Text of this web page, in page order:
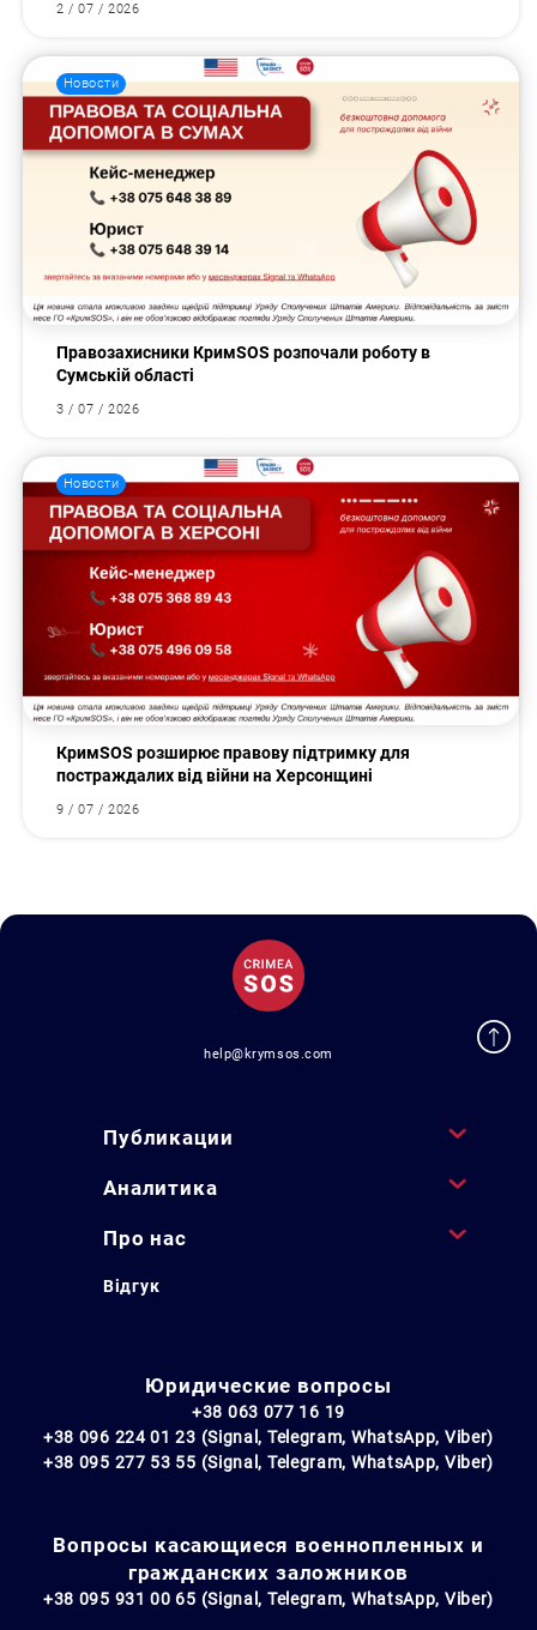
2 / 07 / 2026
Новости
Правозахисники КримSOS розпочали роботу в
Сумській області
3 / 07 / 2026
Новости
КримSOS розширює правову підтримку для
постраждалих від війни на Херсонщині
9 / 07 / 2026
help@krymsos.com
Публикации
Аналитика
Про нас
Відгук
Юридические вопросы
+38 063 077 16 19
+38 096 224 01 23 (Signal, Telegram, WhatsApp, Viber)
+38 095 277 53 55 (Signal, Telegram, WhatsApp, Viber)
Вопросы касающиеся военнопленных и
гражданских заложников
+38 095 931 00 65 (Signal, Telegram, WhatsApp, Viber)